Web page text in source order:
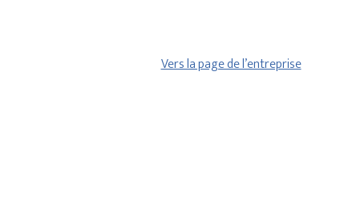
Vers la page de l’entreprise